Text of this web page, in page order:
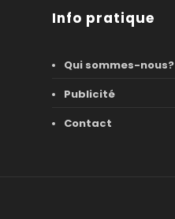
Info pratique
Qui sommes-nous?
Publicité
Contact